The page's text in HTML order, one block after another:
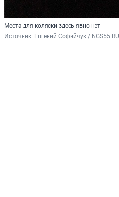
Места для коляски здесь явно нет
Источник: Евгений Софийчук / NGS55.RU